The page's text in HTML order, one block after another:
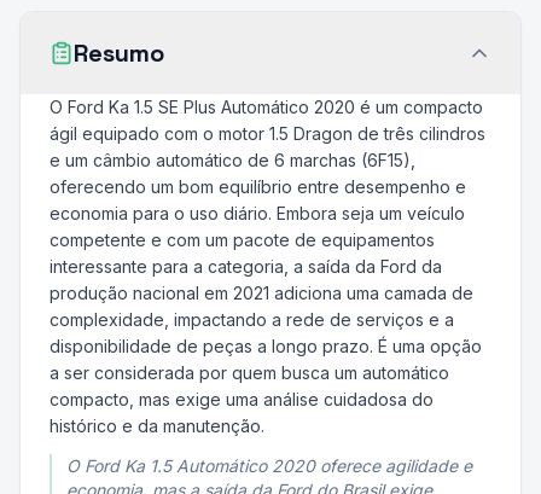
Resumo
O Ford Ka 1.5 SE Plus Automático 2020 é um compacto
ágil equipado com o motor 1.5 Dragon de três cilindros
e um câmbio automático de 6 marchas (6F15),
oferecendo um bom equilíbrio entre desempenho e
economia para o uso diário. Embora seja um veículo
competente e com um pacote de equipamentos
interessante para a categoria, a saída da Ford da
produção nacional em 2021 adiciona uma camada de
complexidade, impactando a rede de serviços e a
disponibilidade de peças a longo prazo. É uma opção
a ser considerada por quem busca um automático
compacto, mas exige uma análise cuidadosa do
histórico e da manutenção.
O Ford Ka 1.5 Automático 2020 oferece agilidade e
economia, mas a saída da Ford do Brasil exige